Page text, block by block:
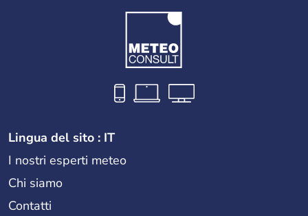
Lingua del sito : IT
I nostri esperti meteo
Chi siamo
Contatti